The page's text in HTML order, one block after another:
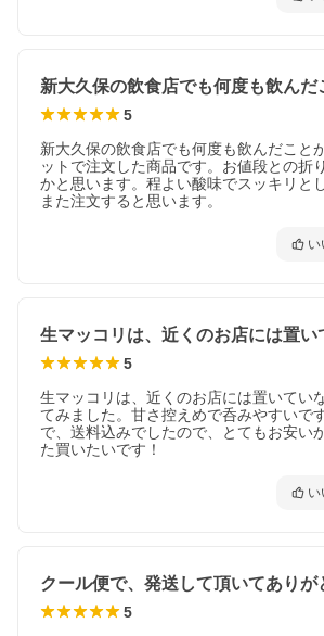
5
新大久保の飲食店でも何度も飲んだこと
ットで注文した商品です。お値段との折
かと思います。程よい酸味でスッキリと
また注文すると思います。
い
5
生マッコリは、近くのお店には置いてい
てみました。甘さ控えめで呑みやすいで
で、送料込みでしたので、とてもお安い
た買いたいです！
い
5